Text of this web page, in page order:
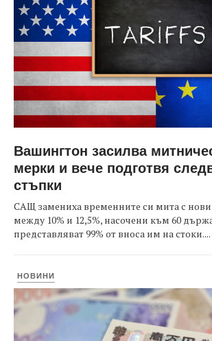
Вашингтон засилва
мерки и вече подготвя
стъпки
САЩ замениха временните си мита с нови
между 10% и 12,5%, насочени към 60
представляват 99% от вноса им на стоки....
НОВИНИ